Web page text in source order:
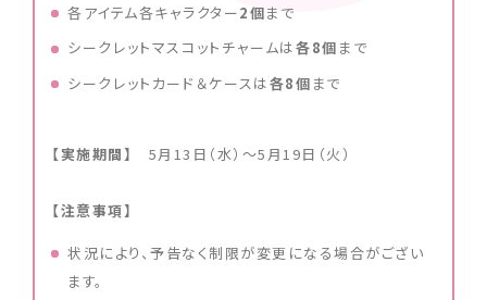
各アイテム各キャラクター2個まで
シークレットマスコットチャームは各8個 まで
シークレットカード＆ケースは各8個 まで
【実施期間】 5月13日（水）〜5月19日（火）
【注意事項】
状況により、予告なく制限が変更になる場合がござい
ます。